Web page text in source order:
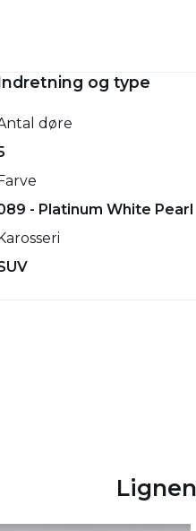
og type
døre
- Platinum White Pearl